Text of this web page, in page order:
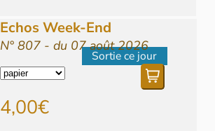
Sortie ce jour
Echos Week-End
N° 807 - du 07 août 2026
4,00€